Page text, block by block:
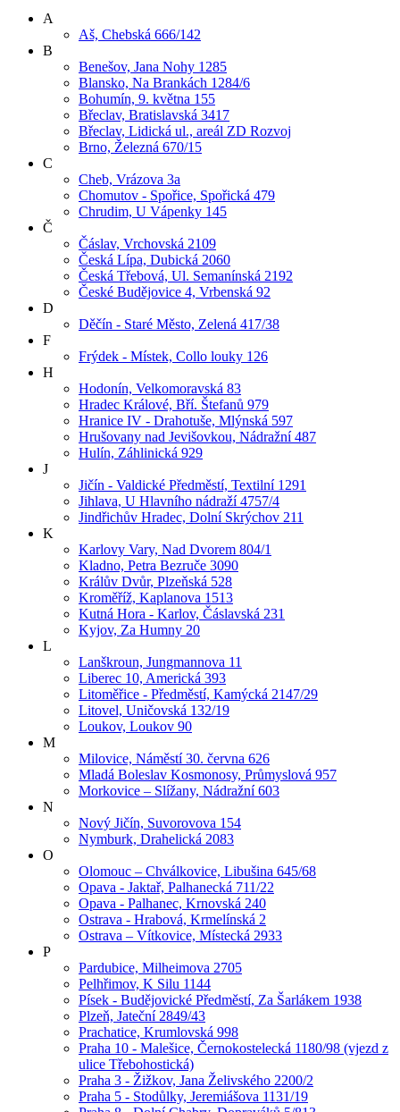
A
Aš, Chebská 666/142
B
Benešov, Jana Nohy 1285
Blansko, Na Brankách 1284/6
Bohumín, 9. května 155
Břeclav, Bratislavská 3417
Břeclav, Lidická ul., areál ZD Rozvoj
Brno, Železná 670/15
C
Cheb, Vrázova 3a
Chomutov - Spořice, Spořická 479
Chrudim, U Vápenky 145
Č
Čáslav, Vrchovská 2109
Česká Lípa, Dubická 2060
Česká Třebová, Ul. Semanínská 2192
České Budějovice 4, Vrbenská 92
D
Děčín - Staré Město, Zelená 417/38
F
Frýdek - Místek, Collo louky 126
H
Hodonín, Velkomoravská 83
Hradec Králové, Bří. Štefanů 979
Hranice IV - Drahotuše, Mlýnská 597
Hrušovany nad Jevišovkou, Nádražní 487
Hulín, Záhlinická 929
J
Jičín - Valdické Předměstí, Textilní 1291
Jihlava, U Hlavního nádraží 4757/4
Jindřichův Hradec, Dolní Skrýchov 211
K
Karlovy Vary, Nad Dvorem 804/1
Kladno, Petra Bezruče 3090
Králův Dvůr, Plzeňská 528
Kroměříž, Kaplanova 1513
Kutná Hora - Karlov, Čáslavská 231
Kyjov, Za Humny 20
L
Lanškroun, Jungmannova 11
Liberec 10, Americká 393
Litoměřice - Předměstí, Kamýcká 2147/29
Litovel, Uničovská 132/19
Loukov, Loukov 90
M
Milovice, Náměstí 30. června 626
Mladá Boleslav Kosmonosy, Průmyslová 957
Morkovice – Slížany, Nádražní 603
N
Nový Jičín, Suvorovova 154
Nymburk, Drahelická 2083
O
Olomouc – Chválkovice, Libušina 645/68
Opava - Jaktař, Palhanecká 711/22
Opava - Palhanec, Krnovská 240
Ostrava - Hrabová, Krmelínská 2
Ostrava – Vítkovice, Místecká 2933
P
Pardubice, Milheimova 2705
Pelhřimov, K Silu 1144
Písek - Budějovické Předměstí, Za Šarlákem 1938
Plzeň, Jateční 2849/43
Prachatice, Krumlovská 998
Praha 10 - Malešice, Černokostelecká 1180/98 (vjezd z
ulice Třebohostická)
Praha 3 - Žižkov, Jana Želivského 2200/2
Praha 5 - Stodůlky, Jeremiášova 1131/19